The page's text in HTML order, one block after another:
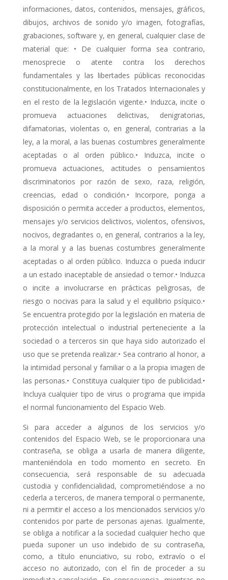
informaciones, datos, contenidos, mensajes, gráficos,
dibujos, archivos de sonido y/o imagen, fotografías,
grabaciones, software y, en general, cualquier clase de
material que: • De cualquier forma sea contrario,
menosprecie o atente contra los derechos
fundamentales y las libertades públicas reconocidas
constitucionalmente, en los Tratados Internacionales y
en el resto de la legislación vigente.• Induzca, incite o
promueva actuaciones delictivas, denigratorias,
difamatorias, violentas o, en general, contrarias a la
ley, a la moral, a las buenas costumbres generalmente
aceptadas o al orden público.• Induzca, incite o
promueva actuaciones, actitudes o pensamientos
discriminatorios por razón de sexo, raza, religión,
creencias, edad o condición.• Incorpore, ponga a
disposición o permita acceder a productos, elementos,
mensajes y/o servicios delictivos, violentos, ofensivos,
nocivos, degradantes o, en general, contrarios a la ley,
a la moral y a las buenas costumbres generalmente
aceptadas o al orden público. Induzca o pueda inducir
a un estado inaceptable de ansiedad o temor.• Induzca
o incite a involucrarse en prácticas peligrosas, de
riesgo o nocivas para la salud y el equilibrio psíquico.•
Se encuentra protegido por la legislación en materia de
protección intelectual o industrial perteneciente a la
sociedad o a terceros sin que haya sido autorizado el
uso que se pretenda realizar.• Sea contrario al honor, a
la intimidad personal y familiar o a la propia imagen de
las personas.• Constituya cualquier tipo de publicidad.•
Incluya cualquier tipo de virus o programa que impida
el normal funcionamiento del Espacio Web.
Si para acceder a algunos de los servicios y/o
contenidos del Espacio Web, se le proporcionara una
contraseña, se obliga a usarla de manera diligente,
manteniéndola en todo momento en secreto. En
consecuencia, será responsable de su adecuada
custodia y confidencialidad, comprometiéndose a no
cederla a terceros, de manera temporal o permanente,
ni a permitir el acceso a los mencionados servicios y/o
contenidos por parte de personas ajenas. Igualmente,
se obliga a notificar a la sociedad cualquier hecho que
pueda suponer un uso indebido de su contraseña,
como, a título enunciativo, su robo, extravío o el
acceso no autorizado, con el fin de proceder a su